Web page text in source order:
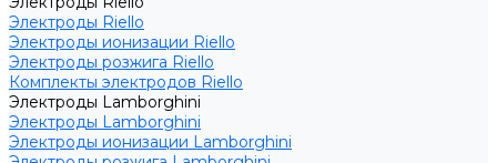
Электроды Riello
Электроды ионизации Riello
Электроды розжига Riello
Комплекты электродов Riello
Электроды Lamborghini
Электроды Lamborghini
Электроды ионизации Lamborghini